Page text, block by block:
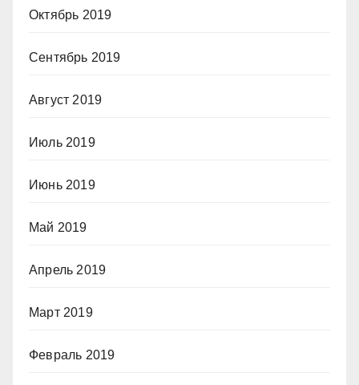
Октябрь 2019
Сентябрь 2019
Август 2019
Июль 2019
Июнь 2019
Май 2019
Апрель 2019
Март 2019
Февраль 2019